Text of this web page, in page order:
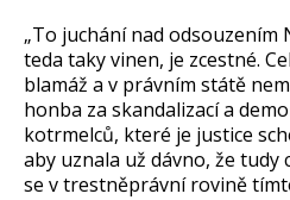
„To juchání nad odsouzením
teda taky vinen, je zcestné.
blamáž a v právním státě
honba za skandalizací a
kotrmelců, které je justice
aby uznala už dávno, že tudy
se v trestněprávní rovině